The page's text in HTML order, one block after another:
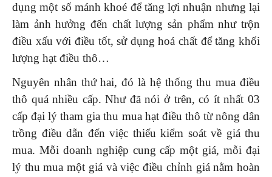
dụng một số mánh khoé để tăng lợi nhuận nhưng lại
làm ảnh hưởng đến chất lượng sản phẩm như trộn
điều xấu với điều tốt, sử dụng hoá chất để tăng khối
lượng hạt điều thô…
Nguyên nhân thứ hai, đó là hệ thống thu mua điều
thô quá nhiều cấp. Như đã nói ở trên, có ít nhất 03
cấp đại lý tham gia thu mua hạt điều thô từ nông dân
trồng điều dẫn đến việc thiếu kiểm soát về giá thu
mua. Mỗi doanh nghiệp cung cấp một giá, mỗi đại
lý thu mua một giá và việc điều chỉnh giá nằm hoàn